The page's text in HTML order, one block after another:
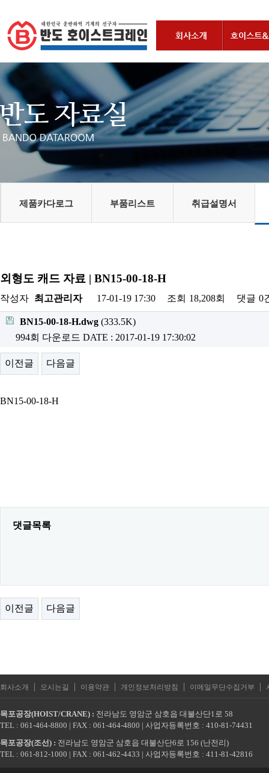
제품카다로그 부품리스트 취급설명서
외형도 캐드 자료 | BN15-00-18-H
작성자 최고관리자 17-01-19 17:30 조회 18,208회 댓글 0
BN15-00-18-H.dwg (333.5K)
994회 다운로드 DATE : 2017-01-19 17:30:02
이전글 다음글
BN15-00-18-H
댓글목록
이전글 다음글
회사소개 | 오시는길 | 이용약관 | 개인정보처리방침 | 이메일무단수집거부 |
목포공장(HOIST/CRANE) : 전라남도 영암군 삼호읍 대불산단1로 58
TEL : 061-464-8800 | FAX : 061-464-4800 | 사업자등록번호 : 410-81-74431
목포공장(조선) : 전라남도 영암군 삼호읍 대불산단6로 156 (난전리)
TEL : 061-812-1000 | FAX : 061-462-4433 | 사업자등록번호 : 411-81-42816